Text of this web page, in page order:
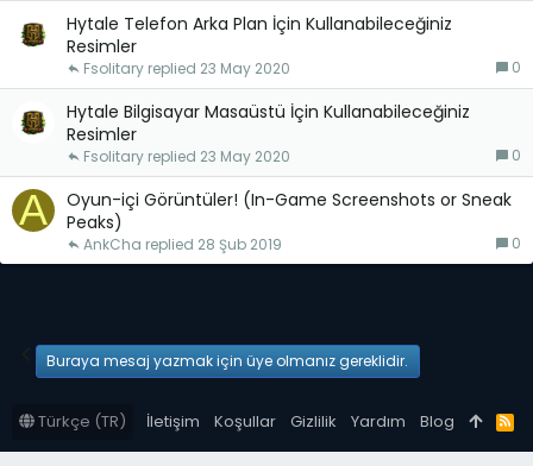
Hytale Telefon Arka Plan İçin Kullanabileceğiniz
Resimler
0
23 May 2020
Fsolitary
Hytale Bilgisayar Masaüstü İçin Kullanabileceğiniz
Resimler
0
23 May 2020
Fsolitary
A
Oyun-içi Görüntüler! (In-Game Screenshots or Sneak
Peaks)
0
28 Şub 2019
AnkCha
Buraya mesaj yazmak için üye olmanız gereklidir.
Hytale Türkiye
Türkçe (TR) İletişim Koşullar Gizlilik Yardım Blog
R
S
S